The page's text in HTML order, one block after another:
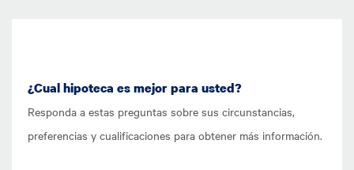
¿Cual hipoteca es mejor para usted?
Responda a estas preguntas sobre sus circunstancias,
preferencias y cualificaciones para obtener más información.